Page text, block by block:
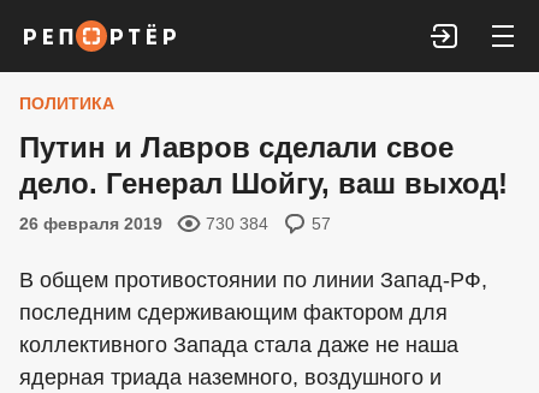
Войти
ПОЛИТИКА
Путин и Лавров сделали свое
дело. Генерал Шойгу, ваш выход!
26 февраля 2019 730 384 57
В общем противостоянии по линии Запад-РФ,
последним сдерживающим фактором для
коллективного Запада стала даже не наша
ядерная триада наземного, воздушного и